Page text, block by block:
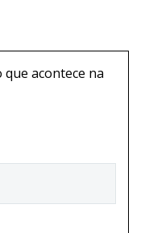
acontece na